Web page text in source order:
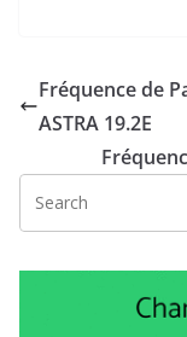
Fréquence de
ASTRA 19.2E